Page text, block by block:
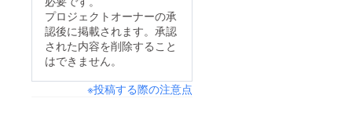
などで早急に立ち退き
を強いられてる状況で
す。 それに対し運営
けられないとし移転を
プロジェクトオーナーの承
認後に掲載されます。承認
された内容を削除すること
はできません。
※投稿する際の注意点